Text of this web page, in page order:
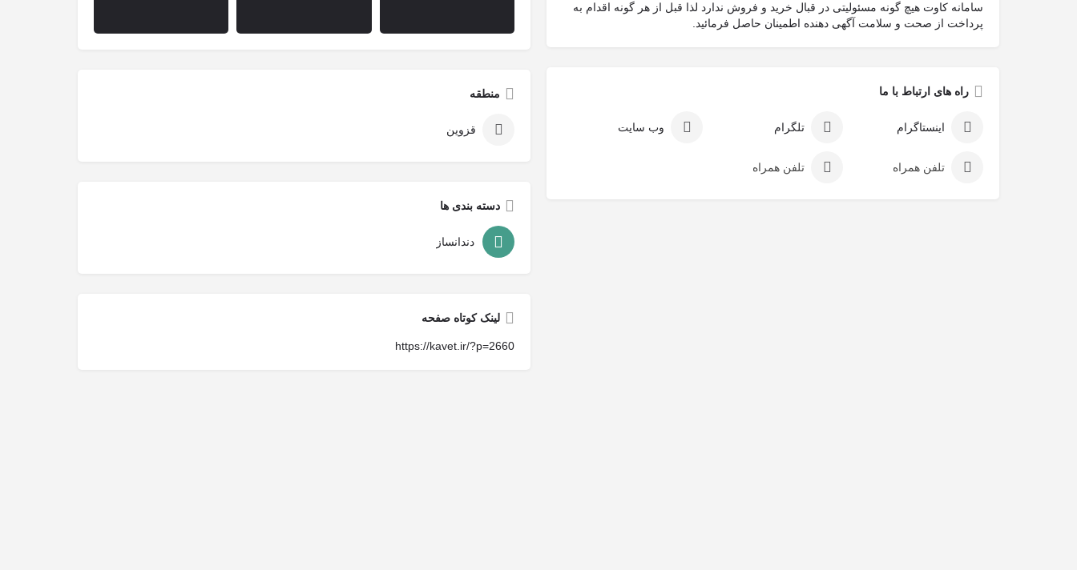
سامانه کاوت هیچ گونه مسئولیتی در قبال خرید و فروش ندارد لذا قبل از هر گونه اقدام به
پرداخت از صحت و سلامت آگهی دهنده اطمینان حاصل فرمائید.
راه های ارتباط با ما
اینستاگرام تلگرام وب سایت
تلفن همراه تلفن همراه
منطقه
قزوین
دسته بندی ها
دندانساز
لینک کوتاه صفحه
https://kavet.ir/?p=2660